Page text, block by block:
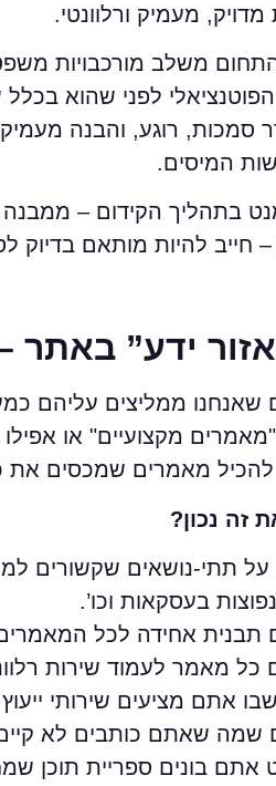
מעמיק ורלוונטי.
משלב מורכבויות
לפני שהוא בכלל
סמכות, רוגע, והבנה
המיסים.
בתהליך הקידום – ממבנה
– חייב להיות מותאם
ידע” באתר
שאנחנו ממליצים עליהם
מקצועיים" או
להכיל מאמרים שמכסים את
זה נכון?
על תתי-נושאים שקשורים
בעסקאות וכו’.
תבנית אחידה לכל
אתם מציעים שירותי
שמה שאתם כותבים לא